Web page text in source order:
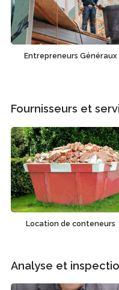
Entrepreneurs Généraux
Fournisseurs et
Location de conteneurs
Analyse et